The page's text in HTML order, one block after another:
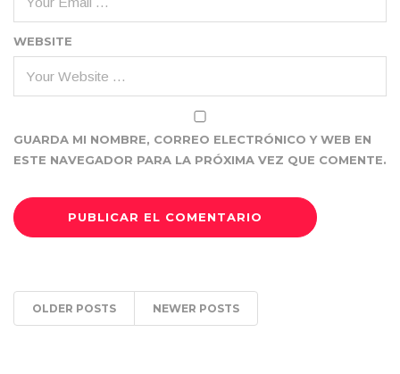
WEBSITE
GUARDA MI NOMBRE, CORREO ELECTRÓNICO Y WEB EN
ESTE NAVEGADOR PARA LA PRÓXIMA VEZ QUE COMENTE.
OLDER POSTS NEWER POSTS